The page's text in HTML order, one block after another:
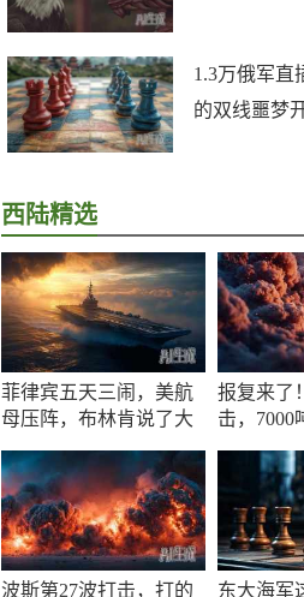
1.3万俄军直
的双线噩梦
西陆精选
菲律宾五天三闹，美航
母压阵，布林肯说了大
报复来了
击，7000
波斯第27波打击，打的
东大海军